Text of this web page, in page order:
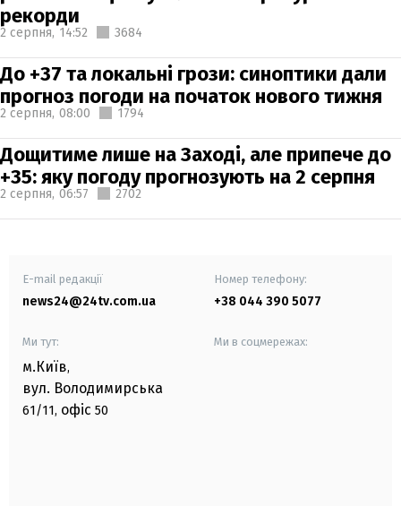
рекорди
2 серпня, 14:52 3684
До +37 та локальні грози: синоптики дали
прогноз погоди на початок нового тижня
2 серпня, 08:00 1794
Дощитиме лише на Заході, але припече до
+35: яку погоду прогнозують на 2 серпня
2 серпня, 06:57 2702
E-mail редакції
news24@24tv.com.ua
Номер телефону:
+38 044 390 5077
Ми тут:
м.Київ,
вул. Володимирська
61/11, офіс 50
Ми в соцмережах: